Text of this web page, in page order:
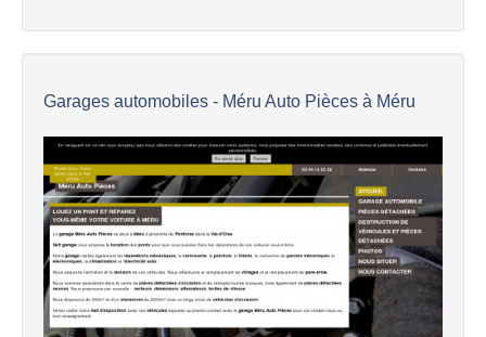
Garages automobiles - Méru Auto Pièces à Méru